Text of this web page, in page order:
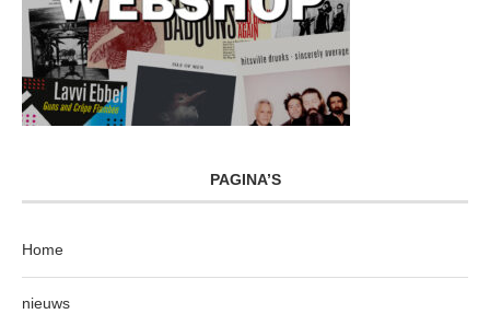
PAGINA’S
Home
nieuws